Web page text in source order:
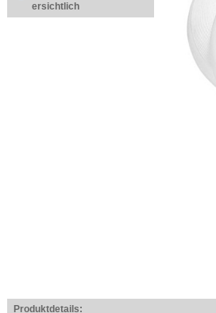
ersichtlich
Produktdetails: